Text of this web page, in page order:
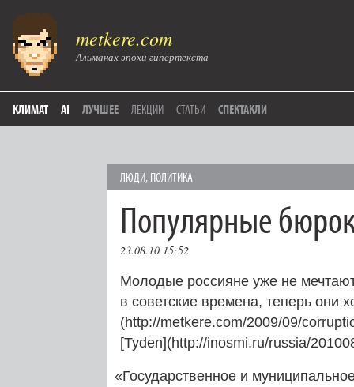
metkere.com
Альманах эпохи гипертекста
КЛИМАТ AI ЛУЧШЕЕ ЛЕКЦИИ СТАТЬИ СПЕКТАКЛИ
ЛЮДИ, ПОЛИТИКА
Популярные
23.08.10 15:52
Молодые россияне уже не
в советские времена, теперь они
(http://metkere.com/2009/09/
[Tyden](http://inosmi.ru/russia/
«Государственное и